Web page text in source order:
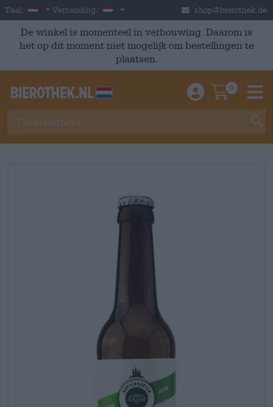
Skip to main content
Taal: Dutch
Verzending: Nederland shop@bierothek.de
De winkel is momenteel in verbouwing. Daarom is
het op dit moment niet mogelijk om bestellingen te
plaatsen.
Einloggen /
0